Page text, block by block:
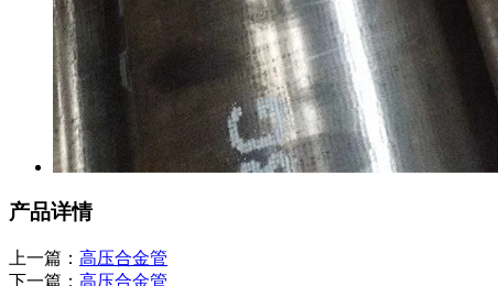
产品详情
上一篇： 高压合金管
下一篇： 高压合金管